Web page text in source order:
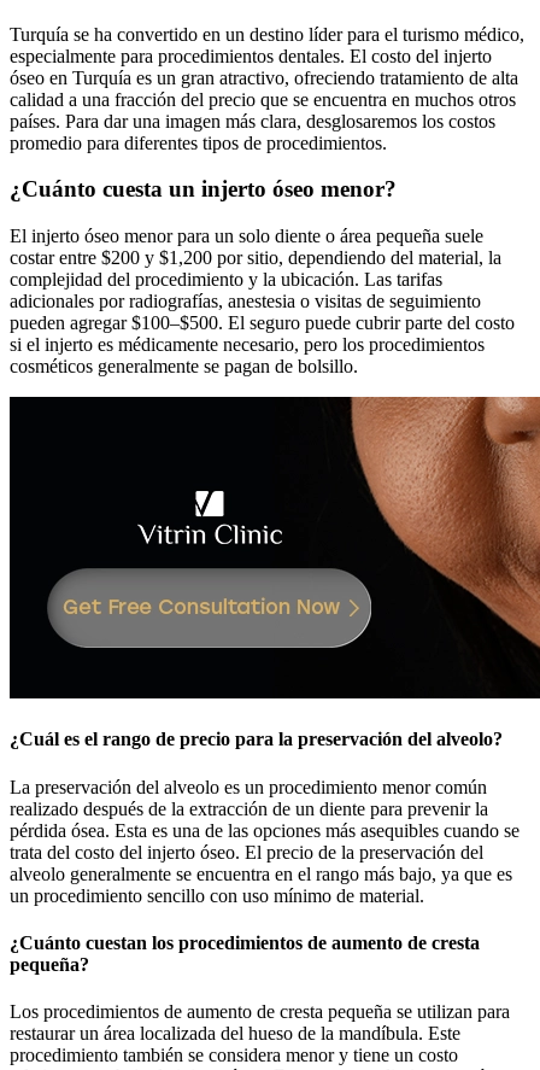
Turquía se ha convertido en un destino líder para el turismo médico,
especialmente para procedimientos dentales. El costo del injerto
óseo en Turquía es un gran atractivo, ofreciendo tratamiento de alta
calidad a una fracción del precio que se encuentra en muchos otros
países. Para dar una imagen más clara, desglosaremos los costos
promedio para diferentes tipos de procedimientos.
¿Cuánto cuesta un injerto óseo menor?
El injerto óseo menor para un solo diente o área pequeña suele
costar entre $200 y $1,200 por sitio, dependiendo del material, la
complejidad del procedimiento y la ubicación. Las tarifas
adicionales por radiografías, anestesia o visitas de seguimiento
pueden agregar $100–$500. El seguro puede cubrir parte del costo
si el injerto es médicamente necesario, pero los procedimientos
cosméticos generalmente se pagan de bolsillo.
¿Cuál es el rango de precio para la preservación del alveolo?
La preservación del alveolo es un procedimiento menor común
realizado después de la extracción de un diente para prevenir la
pérdida ósea. Esta es una de las opciones más asequibles cuando se
trata del costo del injerto óseo. El precio de la preservación del
alveolo generalmente se encuentra en el rango más bajo, ya que es
un procedimiento sencillo con uso mínimo de material.
¿Cuánto cuestan los procedimientos de aumento de cresta
pequeña?
Los procedimientos de aumento de cresta pequeña se utilizan para
restaurar un área localizada del hueso de la mandíbula. Este
procedimiento también se considera menor y tiene un costo